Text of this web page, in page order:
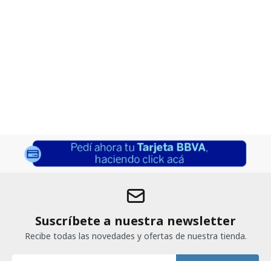
Suscríbete a nuestra newsletter
Recibe todas las novedades y ofertas de nuestra tienda.